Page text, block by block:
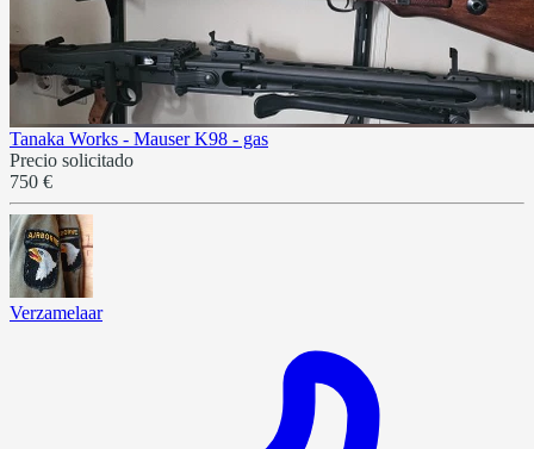
Tanaka Works - Mauser K98 - gas
Precio solicitado
750 €
Verzamelaar